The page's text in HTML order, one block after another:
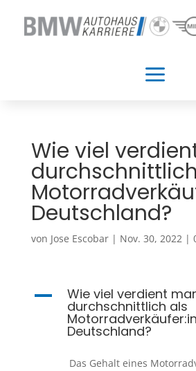
a
Wie viel
Deutschland?
von Jose Escobar| Nov. 30, 2022|
A Wie viel verdient
durchschnittlich als
Deutschland?
Das Gehalt eines